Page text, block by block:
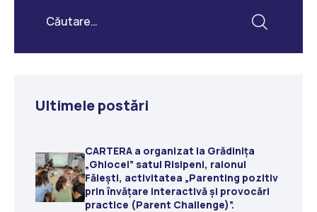
Ultimele postări
CARTERA a organizat la Grădiniţa
„Ghiocel” satul Risipeni, raionul
Fălești, activitatea „Parenting pozitiv
prin învățare interactivă și provocări
practice (Parent Challenge)”.